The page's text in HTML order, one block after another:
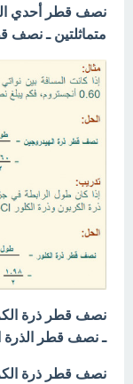
نصف قطر أحدي
متماثلتين ـ نصف
نصف قطر ذرة
ـ نصف قطر الذرة
نصف قطر ذرة الكربون = 1.76 ـ 0.99 =